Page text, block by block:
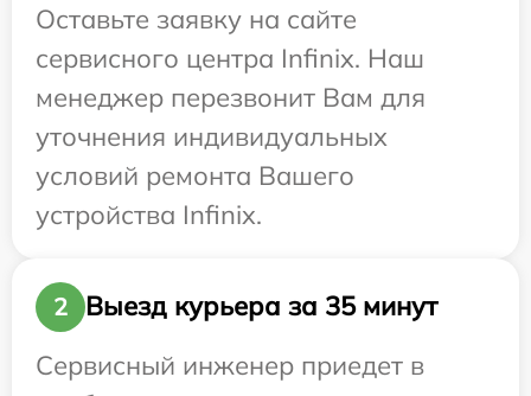
Оставьте заявку на сайте
сервисного центра Infinix. Наш
менеджер перезвонит Вам для
уточнения индивидуальных
условий ремонта Вашего
устройства Infinix.
2
Выезд курьера за 35 минут
Сервисный инженер приедет в